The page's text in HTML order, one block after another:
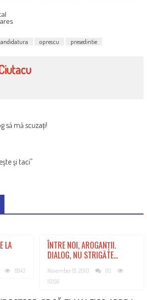
oprescu presedintie
să mă scuzați!
şi taci”
LA
6943
ÎNTRE NOI, AROGANȚII.
DIALOG, NU STRIGĂTE…
November 19, 2010
110
10156